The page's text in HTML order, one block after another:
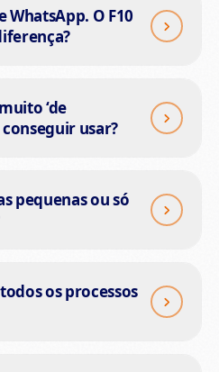
WhatsApp. O F10
‘de
usar?
pequenas ou só
os processos